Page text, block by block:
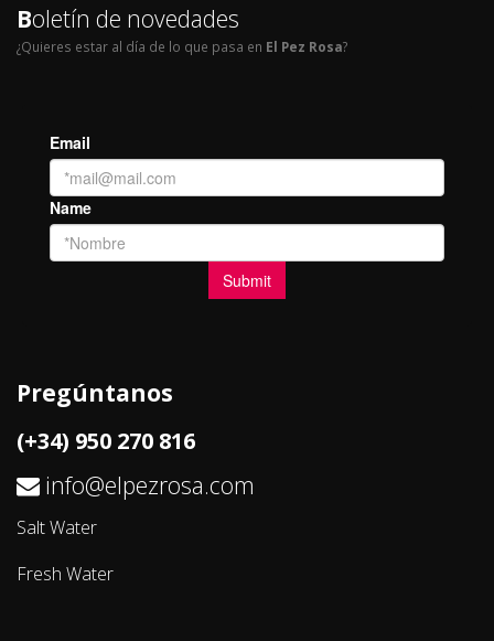
Boletín de novedades
¿Quieres estar al día de lo que pasa en El Pez Rosa?
Pregúntanos
(+34) 950 270 816
info@elpezrosa.com
Salt Water
Fresh Water